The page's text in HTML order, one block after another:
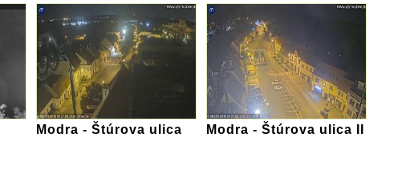
Modra - Štúrova ulica Modra - Štúrova ulica II